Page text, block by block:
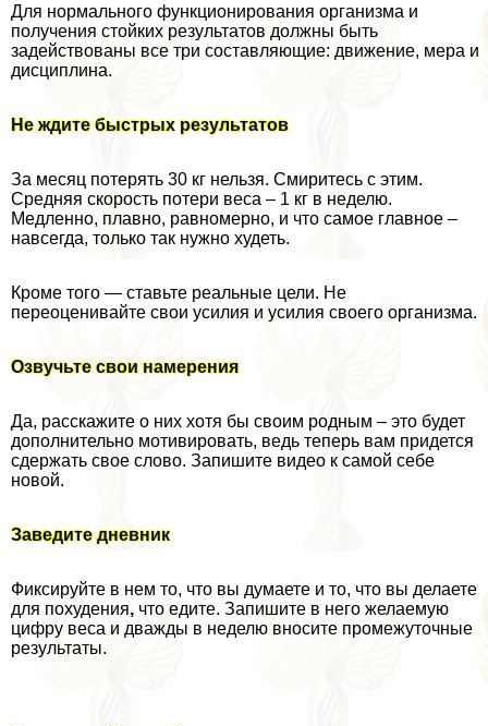
Для нормального функционирования организма и
получения стойких результатов должны быть
задействованы все три составляющие: движение, мера и
дисциплина.
Не ждите быстрых результатов
За месяц потерять 30 кг нельзя. Смиритесь с этим.
Средняя скорость потери веса – 1 кг в неделю.
Медленно, плавно, равномерно, и что самое главное –
навсегда, только так нужно худеть.
Кроме того — ставьте реальные цели. Не
переоценивайте свои усилия и усилия своего организма.
Озвучьте свои намерения
Да, расскажите о них хотя бы своим родным – это будет
дополнительно мотивировать, ведь теперь вам придется
сдержать свое слово. Запишите видео к самой себе
новой.
Заведите дневник
Фиксируйте в нем то, что вы думаете и то, что вы делаете
для похудения, что едите. Запишите в него желаемую
цифру веса и дважды в неделю вносите промежуточные
результаты.